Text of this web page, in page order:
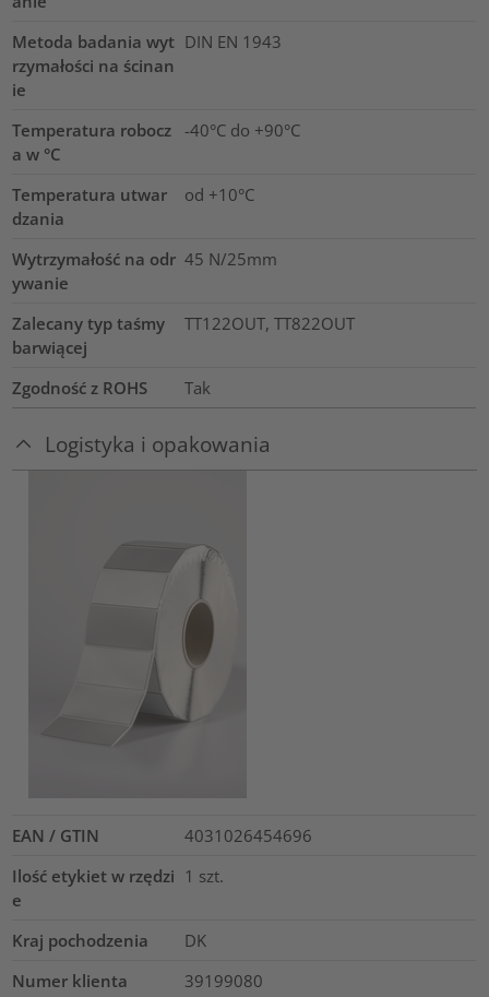
Metoda badania wyt
rzymałości na ścinan
ie
DIN EN 1943
Temperatura robocz
a w °C
-40°C do +90°C
Temperatura utwar
dzania
od +10°C
Wytrzymałość na odr
ywanie
45 N/25mm
Zalecany typ taśmy
barwiącej
TT122OUT, TT822OUT
Zgodność z ROHS Tak
Logistyka i opakowania
EAN / GTIN
4031026454696
Ilość etykiet w rzędzi
e
1 szt.
Kraj pochodzenia
DK
Numer klienta
39199080